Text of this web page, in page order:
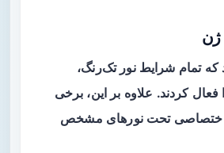
ژن
که تمام شرایط نور تک‌رنگ،
کردند. علاوه بر این، برخی
تحت نورهای مشخص